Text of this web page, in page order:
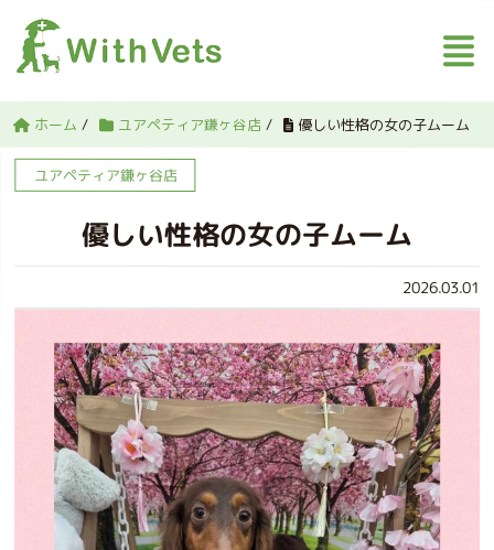
ホーム / ユアペティア鎌ヶ谷店 / 優しい性格の女の子ムーム
ユアペティア鎌ヶ谷店
優しい性格の女の子ムーム
2026.03.01